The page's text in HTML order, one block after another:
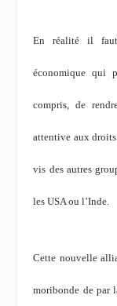
En réalité il
économique qui
compris, de
attentive aux
vis des autres
les USA ou l’Inde.
Cette nouvelle
moribonde de par